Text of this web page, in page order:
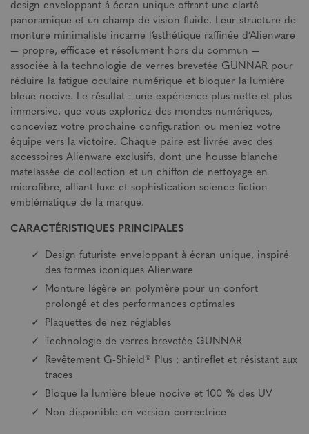
design enveloppant à écran unique offrant une clarté
panoramique et un champ de vision fluide. Leur structure de
monture minimaliste incarne l’esthétique raffinée d’Alienware
— propre, efficace et résolument hors du commun —
associée à la technologie de verres brevetée GUNNAR pour
réduire la fatigue oculaire numérique et bloquer la lumière
bleue nocive. Le résultat : une expérience plus nette et plus
immersive, que vous exploriez des mondes numériques,
conceviez votre prochaine configuration ou meniez votre
équipe vers la victoire. Chaque paire est livrée avec des
accessoires Alienware exclusifs, dont une housse blanche
matelassée de collection et un chiffon de nettoyage en
microfibre, alliant luxe et sophistication science-fiction
emblématique de la marque.
CARACTÉRISTIQUES PRINCIPALES
Design futuriste enveloppant à écran unique, inspiré
des formes iconiques Alienware
Monture légère en polymère pour un confort
prolongé et des performances optimales
Plaquettes de nez réglables
Technologie de verres brevetée GUNNAR
Revêtement G-Shield® Plus : antireflet et résistant aux
traces
Bloque la lumière bleue nocive et 100 % des UV
Non disponible en version correctrice